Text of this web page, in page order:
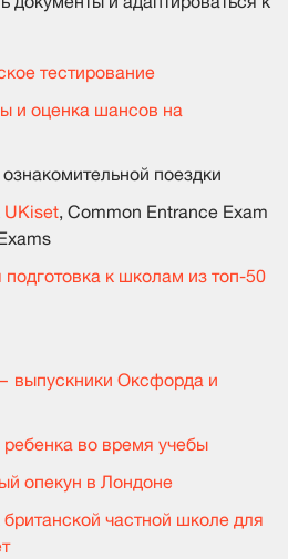
тестирование
и оценка шансов на
поездки
UKiset, Common Entrance Exam
к школам из топ-50
выпускники Оксфорда и
во время учебы
опекун в Лондоне
частной школе для